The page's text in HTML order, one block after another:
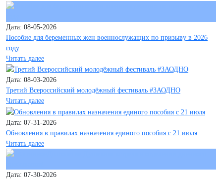
Дата: 08-05-2026
Пособие для беременных жен военнослужащих по призыву в 2026
году
Читать далее
Дата: 08-03-2026
Третий Всероссийский молодёжный фестиваль #ЗАОДНО
Читать далее
Дата: 07-31-2026
Обновления в правилах назначения единого пособия с 21 июля
Читать далее
Дата: 07-30-2026